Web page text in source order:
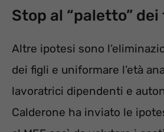
Stop al “paletto” dei
Altre ipotesi sono
dei figli e uniformare l’età
lavoratrici dipendenti e
Calderone ha inviato le